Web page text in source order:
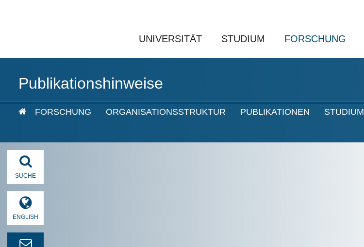
UNIVERSITÄT STUDIUM FORSCHUNG
Publikationshinweise
FORSCHUNG ORGANISATIONSSTRUKTUR PUBLIKATIONEN STUDIUM
SUCHE
ENGLISH